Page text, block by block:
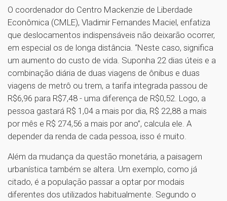
O coordenador do Centro Mackenzie de Liberdade
Econômica (CMLE), Vladimir Fernandes Maciel, enfatiza
que deslocamentos indispensáveis não deixarão ocorrer,
em especial os de longa distância. “Neste caso, significa
um aumento do custo de vida. Suponha 22 dias úteis e a
combinação diária de duas viagens de ônibus e duas
viagens de metrô ou trem, a tarifa integrada passou de
R$6,96 para R$7,48 - uma diferença de R$0,52. Logo, a
pessoa gastará R$ 1,04 a mais por dia, R$ 22,88 a mais
por mês e R$ 274,56 a mais por ano”, calcula ele. A
depender da renda de cada pessoa, isso é muito.
Além da mudança da questão monetária, a paisagem
urbanística também se altera. Um exemplo, como já
citado, é a população passar a optar por modais
diferentes dos utilizados habitualmente. Segundo o